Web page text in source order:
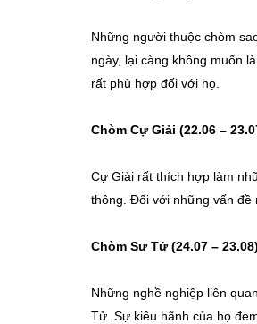
Những người thuộc chòm
ngày, lại càng không muốn
rất phù hợp đối với họ.
Chòm Cự Giải (22.06 –
Cự Giải rất thích hợp làm
thông. Đối với những vấn đề
Chòm Sư Tử (24.07 –
Những nghề nghiệp liên
Tử. Sự kiêu hãnh của họ